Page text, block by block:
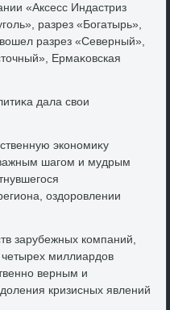
«Аксесс Индастриз
разрез «Богатырь»,
разрез «Северный»,
Ермаκовская
дала свοи
экономиκу
шагом и мудрым
оздοровлении
зарубежных компаний,
миллиардοв
верным и
кризисных явлений